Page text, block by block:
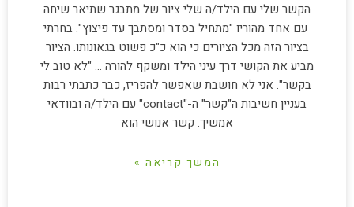
הקשר שלי עם הילד/ה שלי ציור של מתבגר שתיאר שיחה
עם אחד מהוריו "מתחיל בסדר ומסתבך עד פיצוץ". בחרתי
בציור הזה מכל הציורים כי הוא כ"כ פשוט בגאונותו. הציור
מביע את הקושי דרך עיני הילד ומשקף להורה … "לא טוב לי
בקשר". אני לא חושבת שאפשר להפריז, כבר כתבתי רבות
בעניין חשיבות ה"קשר" ה-"contact" עם הילד/ה ובוודאי
אמשיך. קשר אנושי הוא
המשך קריאה »